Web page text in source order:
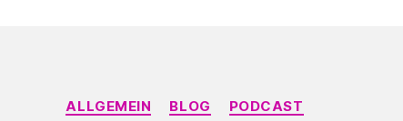
Kategorien
ALLGEMEIN BLOG PODCAST